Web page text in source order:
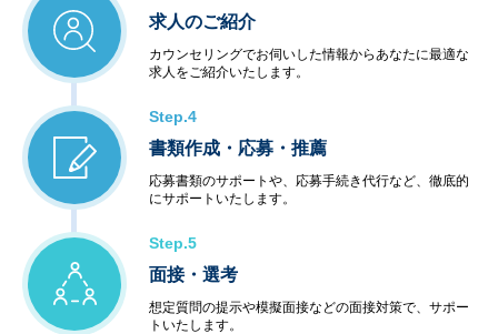
求人のご紹介
カウンセリングでお伺いした情報からあなたに最適な
求人をご紹介いたします。
Step.4
書類作成・応募・推薦
応募書類のサポートや、応募手続き代行など、徹底的
にサポートいたします。
Step.5
面接・選考
想定質問の提示や模擬面接などの面接対策で、サポー
トいたします。